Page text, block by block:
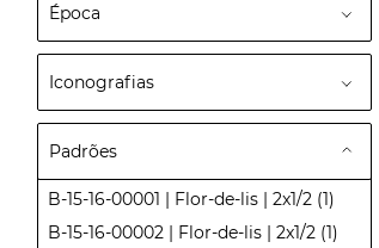
Época
Iconografias
Padrões
B-15-16-00001 | Flor-de-lis | 2x1/2 (1)
B-15-16-00002 | Flor-de-lis | 2x1/2 (1)